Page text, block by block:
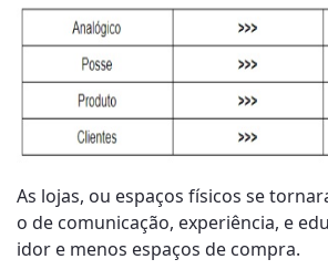
As lojas, ou espaços físicos se
o de comunicação, experiência, e
idor e menos espaços de compra.